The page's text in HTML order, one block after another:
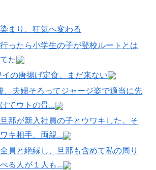
まり、狂気へ変わる
ったら小学生の子が登校ルートとは
た
イの唐揚げ定食、まだ来ない
、夫婦そろってジャージ姿で適当に先
てウトの骨...
那が新入社員の子とウワキした。そ
キ相手、両親...
員と絶縁し、旦那も含めて私の周り
る人が１人も...